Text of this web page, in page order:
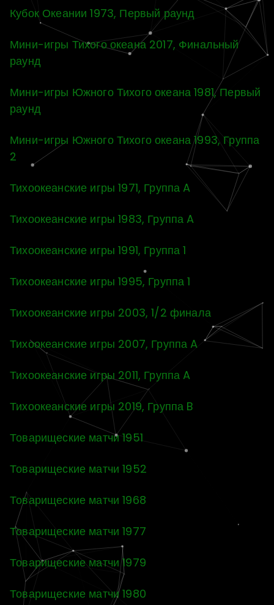
Кубок Океании 1973, Первый раунд
Мини-игры Тихого океана 2017, Финальный
раунд
Мини-игры Южного Тихого океана 1981, Первый
раунд
Мини-игры Южного Тихого океана 1993, Группа
2
Тихоокеанские игры 1971, Группа A
Тихоокеанские игры 1983, Группа A
Тихоокеанские игры 1991, Группа 1
Тихоокеанские игры 1995, Группа 1
Тихоокеанские игры 2003, 1/2 финала
Тихоокеанские игры 2007, Группа A
Тихоокеанские игры 2011, Группа A
Тихоокеанские игры 2019, Группа B
Товарищеские матчи 1951
Товарищеские матчи 1952
Товарищеские матчи 1968
Товарищеские матчи 1977
Товарищеские матчи 1979
Товарищеские матчи 1980